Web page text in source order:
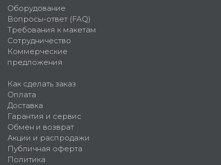
Оборудование
Вопросы-ответ (FAQ)
Требования к макетам
Сотрудничество
Коммерческие
предложения
Как сделать заказ
Оплата
Доставка
Гарантия и сервис
Обмен и возврат
Акции и распродажи
Публичная оферта
Политика